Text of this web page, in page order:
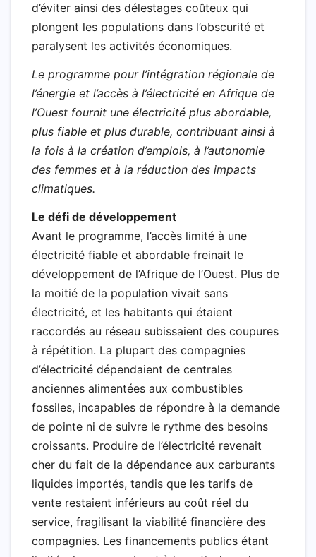
d’éviter ainsi des délestages coûteux qui
plongent les populations dans l’obscurité et
paralysent les activités économiques.​
Le programme pour l’intégration régionale de
l’énergie et l’accès à l’électricité en Afrique de
l’Ouest fournit une électricité plus abordable,
plus fiable et plus durable, contribuant ainsi à
la fois à la création d’emplois, à l’autonomie
des femmes et à la réduction des impacts
climatiques.
Le défi de développement
Avant le programme, l’accès limité à une
électricité fiable et abordable freinait le
développement de l’Afrique de l’Ouest. Plus de
la moitié de la population vivait sans
électricité, et les habitants qui étaient
raccordés au réseau subissaient des coupures
à répétition. La plupart des compagnies
d’électricité dépendaient de centrales
anciennes alimentées aux combustibles
fossiles, incapables de répondre à la demande
de pointe ni de suivre le rythme des besoins
croissants. Produire de l’électricité revenait
cher du fait de la dépendance aux carburants
liquides importés, tandis que les tarifs de
vente restaient inférieurs au coût réel du
service, fragilisant la viabilité financière des
compagnies. Les financements publics étant